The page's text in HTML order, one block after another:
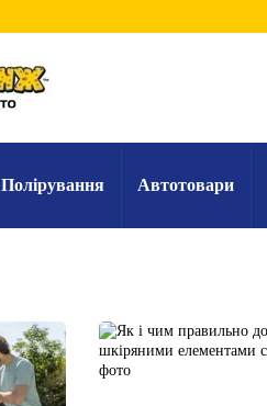
Полірування Автотовари